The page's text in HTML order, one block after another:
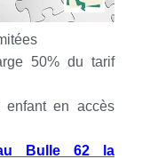
50% du tarif
en accès
Bulle 62 la